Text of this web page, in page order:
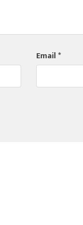
Email*